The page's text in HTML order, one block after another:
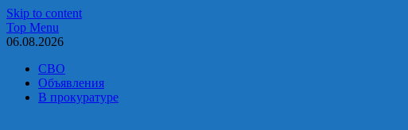
Skip to content
Top Menu
06.08.2026
СВО
Объявления
В прокуратуре